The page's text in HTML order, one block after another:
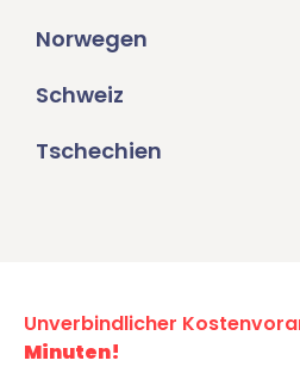
Norwegen
Schweiz
Tschechien
Unverbindlicher
Minuten!